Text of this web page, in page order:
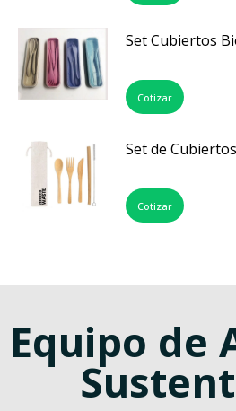
Set Cubiertos
Cotizar
Set de
Cotizar
Equipo de